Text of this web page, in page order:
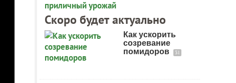
Скоро будет актуально
Как ускорить
созревание
помидоров
31